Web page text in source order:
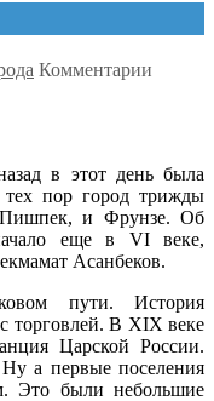
Комментарии
летие:
города
в этот день была
тех пор город трижды
Пишпек, и Фрунзе. Об
еще в VI веке,
Асанбеков.
пути. История
торговлей. В XIX веке
Царской России.
а первые поселения
Это были небольшие